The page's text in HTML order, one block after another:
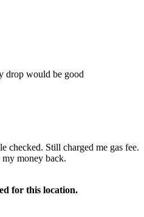
drop would be good
checked. Still charged me gas fee.
money back.
for this location.